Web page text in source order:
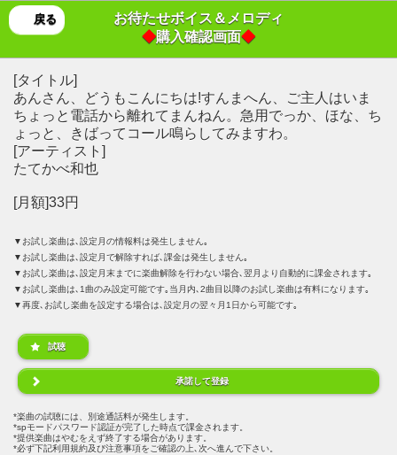
戻る
お待たせボイス＆メロディ
◆購入確認画面◆
[タイトル]
あんさん、どうもこんにちは!すんまへん、ご主人はいま
ちょっと電話から離れてまんねん。急用でっか、ほな、ち
ょっと、きばってコール鳴らしてみますわ。
[アーティスト]
たてかべ和也
[月額]33円
▼お試し楽曲は､設定月の情報料は発生しません｡
▼お試し楽曲は､設定月で解除すれば､課金は発生しません｡
▼お試し楽曲は､設定月末までに楽曲解除を行わない場合､翌月より自動的に課金されます｡
▼お試し楽曲は､1曲のみ設定可能です｡当月内､2曲目以降のお試し楽曲は有料になります｡
▼再度､お試し楽曲を設定する場合は､設定月の翌々月1日から可能です｡
試聴
承諾して登録
楽曲の試聴には、別途通話料が発生します。
spモードパスワード認証が完了した時点で課金されます。
提供楽曲はやむをえず終了する場合があります。
必ず下記利用規約及び注意事項をご確認の上､次へ進んで下さい。